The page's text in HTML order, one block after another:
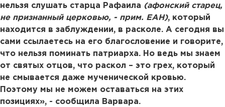
нельзя слушать старца Рафаила (афонский старец,
не признанный церковью, - прим. ЕАН), который
находится в заблуждении, в расколе. А сегодня вы
сами ссылаетесь на его благословение и говорите,
что нельзя поминать патриарха. Но ведь мы знаем
от святых отцов, что раскол – это грех, который
не смывается даже мученической кровью.
Поэтому мы не можем оставаться на этих
позициях», - сообщила Варвара.